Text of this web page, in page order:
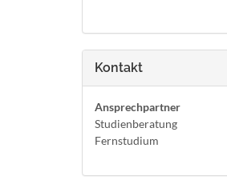
Kontakt
Ansprechpartner
Studienberatung
Fernstudium